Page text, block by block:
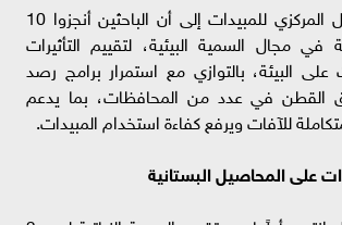
وأشار مدير المعمل المركزي للمبيدات إلى أن الباحثين أنجزوا 10
مجال السمية البيئية، لتقييم التأثيرات
على البيئة، بالتوازي مع استمرار برامج رصد
القطن في عدد من المحافظات، بما يدعم
للآفات ويرفع كفاءة استخدام المبيدات.
على المحاصيل البستانية